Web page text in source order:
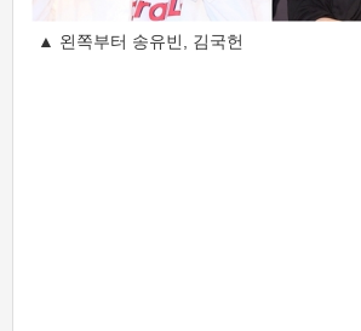
▲ 왼쪽부터 송유빈, 김국헌